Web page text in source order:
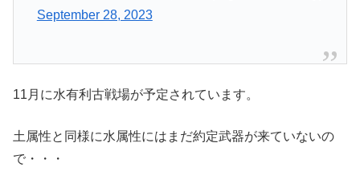
September 28, 2023
11月に水有利古戦場が予定されています。
土属性と同様に水属性にはまだ約定武器が来ていないの
で・・・